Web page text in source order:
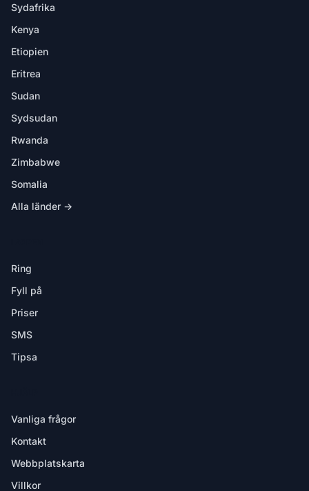
Sydafrika
Kenya
Etiopien
Eritrea
Sudan
Sydsudan
Rwanda
Zimbabwe
Somalia
Alla länder →
Ring
Fyll på
Priser
SMS
Tipsa
Vanliga frågor
Kontakt
Webbplatskarta
Villkor